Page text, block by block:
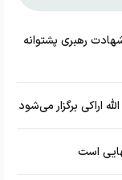
رهبری پشتوانه
اراکی برگزار می‌شود
است